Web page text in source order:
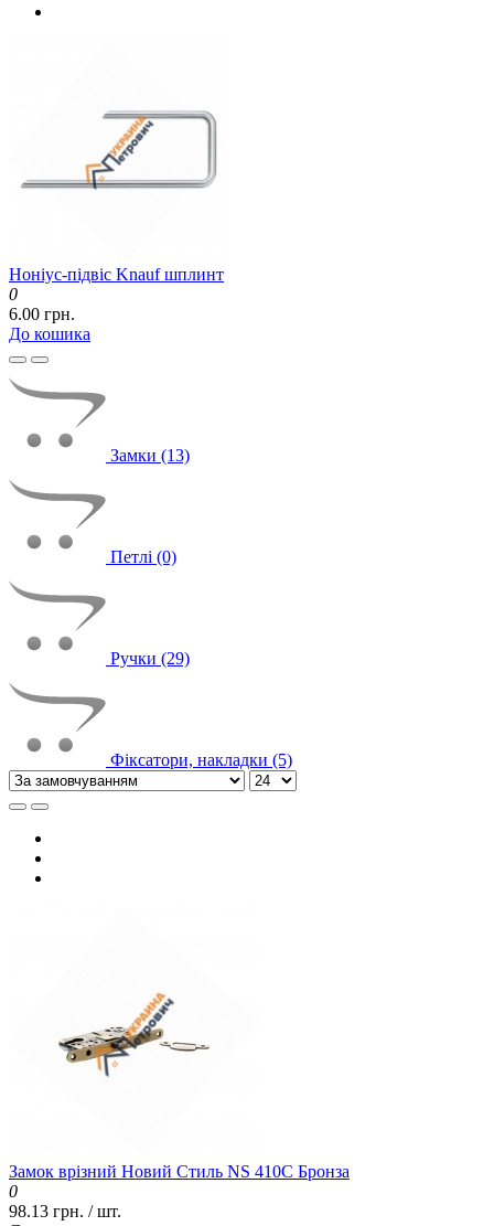
Ноніус-підвіс Knauf шплинт
0
6.00 грн.
До кошика
Замки (13)
Петлі (0)
Ручки (29)
Фіксатори, накладки (5)
Замок врізний Новий Стиль NS 410С Бронза
0
98.13 грн. / шт.